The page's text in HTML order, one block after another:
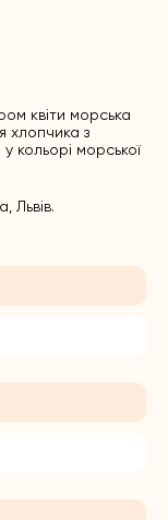
квіти морська
хлопчика з
кольорі морської
Львів.